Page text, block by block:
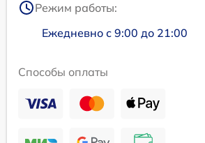
Режим работы:
Ежедневно с 9:00 до 21:00
Способы оплаты